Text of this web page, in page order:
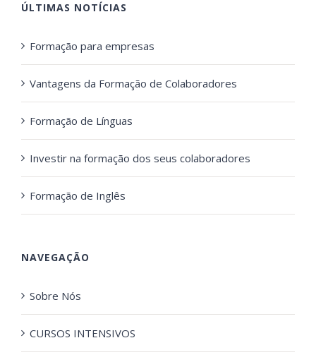
ÚLTIMAS NOTÍCIAS
Formação para empresas
Vantagens da Formação de Colaboradores
Formação de Línguas
Investir na formação dos seus colaboradores
Formação de Inglês
NAVEGAÇÃO
Sobre Nós
CURSOS INTENSIVOS